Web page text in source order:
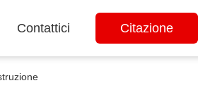
Contattici Citazione